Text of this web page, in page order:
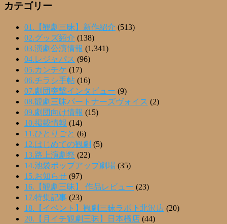
カテゴリー
01.【観劇三昧】新作紹介 (513)
02.グッズ紹介 (138)
03.演劇公演情報 (1,341)
04.レジャパス (96)
05.カンチケ (17)
06.チラシ手帖 (16)
07.劇団突撃インタビュー (9)
08.観劇三昧パートナーズヴォイス (2)
09.劇団向け情報 (15)
10.掲載情報 (14)
11.ひとりごと (6)
12.はじめての観劇 (5)
13.路上演劇祭 (22)
14.池袋ポップアップ劇場 (35)
15.お知らせ (97)
16.【観劇三昧】 作品レビュー (23)
17.特集記事 (23)
18.【イベント】観劇三昧ラボ下北沢店 (20)
20.【月イチ観劇三昧】日本橋店 (44)